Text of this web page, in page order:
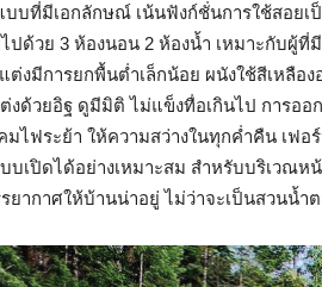
บบที่มีเอกลักษณ์ เน้นฟังก์ชั่นการใช้สอย
ปด้วย 3 ห้องนอน 2 ห้องน้ำ เหมาะกับผู้
ต่งมีการยกพื้นต่ำเล็กน้อย ผนังใช้สีเหลื
งด้วยอิฐ ดูมีมิติ ไม่แข็งทื่อเกินไป การอ
ไฟระย้า ให้ความสว่างในทุกค่ำคืน เฟอ
บเปิดได้อย่างเหมาะสม สำหรับบริเวณ
รยากาศให้บ้านน่าอยู่ ไม่ว่าจะเป็นสวน